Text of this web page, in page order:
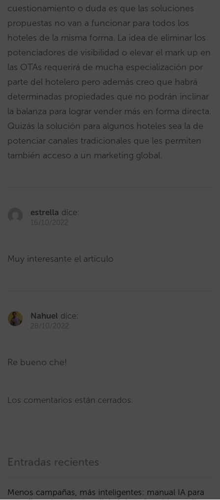
cuestionamiento o duda es que las soluciones
propuestas no van a funcionar para todos los
hoteles de la misma forma. La idea de eliminar los
potenciadores de visibilidad o elevar el mark up en
las OTAs requerirá de mucha especialización por
parte del hotelero pero además creo que habrá
determinadas propiedades que no podrán inclinar
la balanza para lograr vender más en forma directa.
Quizás la solución para algunos hoteles sea la de
potenciar canales tradicionales que les permiten
también acceso a un marketing global.
estrella dice:
16/10/2022
Muy interesante el artículo
Nahuel dice:
28/10/2022
Re bueno che!
Los comentarios están cerrados.
Entradas recientes
Menos campañas, más inteligentes: manual IA para